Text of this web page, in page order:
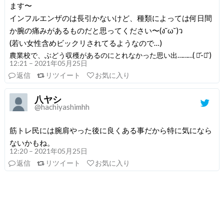
ます〜
インフルエンザのは長引かないけど、種類によっては何日間
か腕の痛みがあるものだと思ってください〜(ง˘ω˘)ว
(若い女性含めビックリされてるようなので…)
農業校で、ぶどう収穫があるのにとれなかった思い出………( ･᷄-･᷅ )
12:21 – 2021年05月25日
返信
リツイート お気に入り
八ヤシ
@hachiyashimhh
筋トレ民には腕肩やった後に良くある事だから特に気になら
ないかもね。
12:20 – 2021年05月25日
返信
リツイート お気に入り